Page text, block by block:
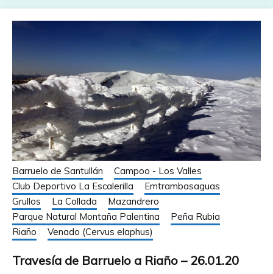
Barruelo de Santullán
Campoo - Los Valles
Club Deportivo La Escalerilla
Emtrambasaguas
Grullos
La Collada
Mazandrero
Parque Natural Montaña Palentina
Peña Rubia
Riaño
Venado (Cervus elaphus)
Travesía de Barruelo a Riaño – 26.01.20